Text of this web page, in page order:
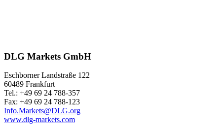
DLG Markets GmbH
Eschborner Landstraße 122
60489 Frankfurt
Tel.: +49 69 24 788-357
Fax: +49 69 24 788-123
Info.Markets@DLG.org
www.dlg-markets.com